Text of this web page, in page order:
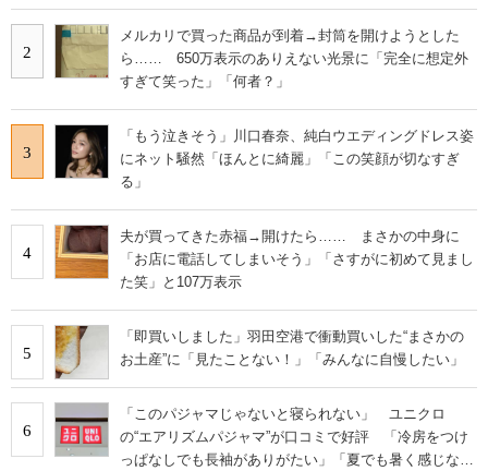
2
メルカリで買った商品が到着→封筒を開けようとした
ら…… 650万表示のありえない光景に「完全に想定外
すぎて笑った」「何者？」
3
「もう泣きそう」川口春奈、純白ウエディングドレス姿
にネット騒然「ほんとに綺麗」「この笑顔が切なすぎ
る」
4
夫が買ってきた赤福→開けたら…… まさかの中身に
「お店に電話してしまいそう」「さすがに初めて見まし
た笑」と107万表示
5
「即買いしました」羽田空港で衝動買いした“まさかの
お土産”に「見たことない！」「みんなに自慢したい」
6
「このパジャマじゃないと寝られない」 ユニクロ
の“エアリズムパジャマ”が口コミで好評 「冷房をつけ
っぱなしでも長袖がありがたい」「夏でも暑く感じな